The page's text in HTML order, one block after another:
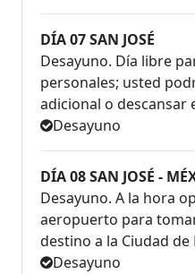
DÍA 07 SAN JOSÉ
Desayuno. Día libre
personales; usted
adicional o descansar
Desayuno
DÍA 08 SAN JOSÉ -
Desayuno. A la hora
aeropuerto para
destino a la Ciudad de
Desayuno